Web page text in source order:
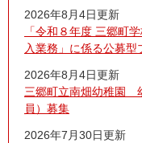
2026年8月4日更新
「令和８年度 三郷町
入業務」に係る公募
2026年8月4日更新
三郷町立南畑幼稚園
員）募集
2026年7月30日更新